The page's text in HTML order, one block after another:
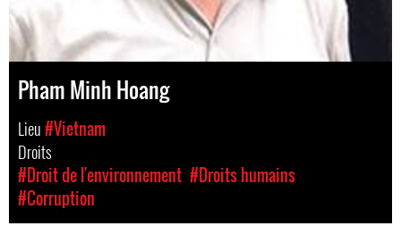
Pham Minh Hoang
Lieu#Vietnam
Droits
#Droit de l'environnement #Droits humains
#Corruption